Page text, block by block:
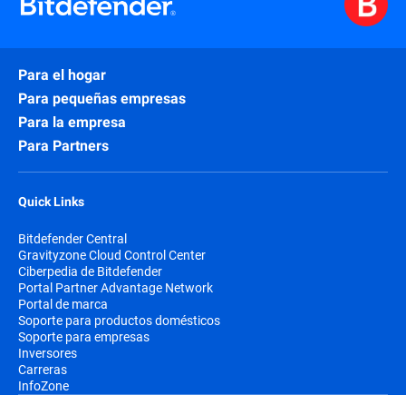
Para el hogar
Para pequeñas empresas
Para la empresa
Para Partners
Quick Links
Bitdefender Central
Gravityzone Cloud Control Center
Ciberpedia de Bitdefender
Portal Partner Advantage Network
Portal de marca
Soporte para productos domésticos
Soporte para empresas
Inversores
Carreras
InfoZone